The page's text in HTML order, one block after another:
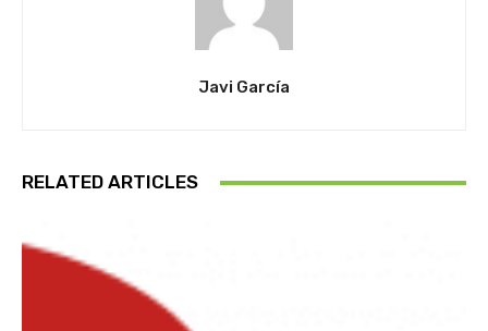
Javi García
RELATED ARTICLES